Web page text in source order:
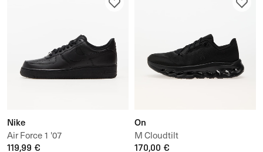
Nike
Air Force 1 '07
119,99 €
On
M Cloudtilt
170,00 €